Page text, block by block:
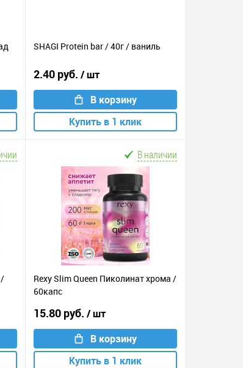
SHAGI Protein bar / 40г / ваниль
2.40 руб. / шт
В корзину
Купить в 1 клик
/
В наличии
Rexy Slim Queen Пиколинат хрома /
60капс
15.80 руб. / шт
В корзину
Купить в 1 клик